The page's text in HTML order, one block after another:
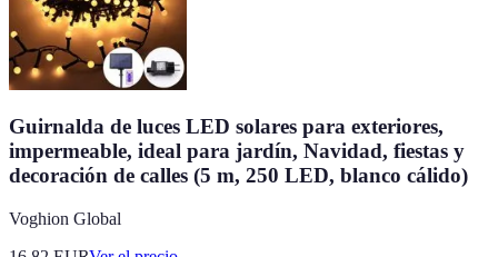
Guirnalda de luces LED solares para exteriores,
impermeable, ideal para jardín, Navidad, fiestas y
decoración de calles (5 m, 250 LED, blanco cálido)
Voghion Global